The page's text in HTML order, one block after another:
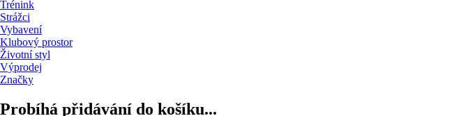
Trénink
Strážci
Vybavení
Klubový prostor
Životní styl
Výprodej
Značky
Probíhá přidávání do košíku...